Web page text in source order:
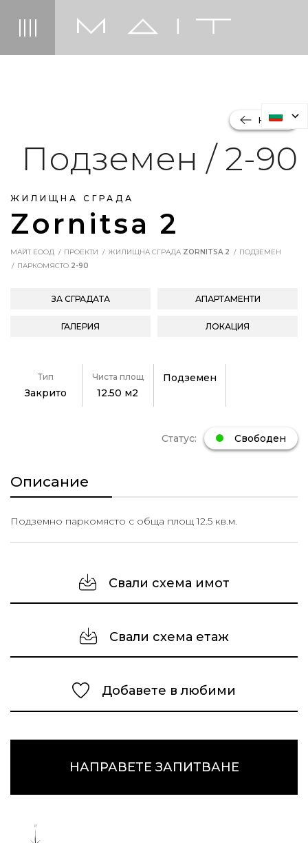
ЖИЛИЩНА СГРАДА
Zornitsa 2
НАЗАД
Подземен / 2-90
МАЙТ ЕООД ПРОЕКТИ ЖИЛИЩНА СГРАДА ZORNITSA 2
ПОДЗЕМЕН
ПАРКОМЯСТО 2-90
ЗА СГРАДАТА АПАРТАМЕНТИ
ГАЛЕРИЯ ЛОКАЦИЯ
Тип
Закрито
Чиста площ
12.50 м2
Подземен
Статус: Свободен
Описание
Подземно паркомясто с обща площ 12.5 кв.м.
Свали схема имот
Свали схема етаж
Добавете в любими
НАПРАВЕТЕ ЗАПИТВАНЕ